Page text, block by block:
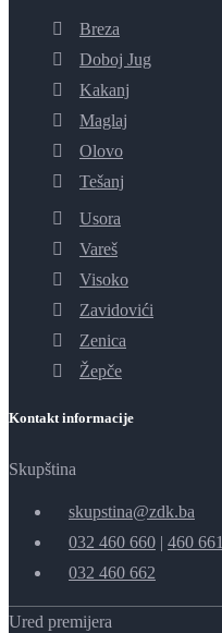
Breza
Doboj Jug
Kakanj
Maglaj
Olovo
Tešanj
Usora
Vareš
Visoko
Zavidovići
Zenica
Žepče
Kontakt informacije
Skupština
skupstina@zdk.ba
032 460 660 | 460 661
032 460 662
Ured premijera